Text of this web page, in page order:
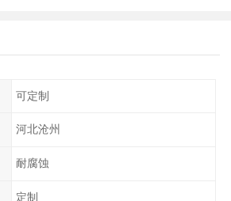
可定制
河北沧州
耐腐蚀
定制